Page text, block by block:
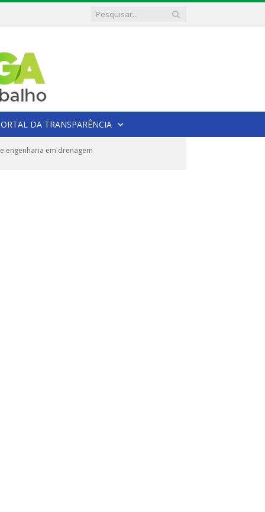
DA TRANSPARÊNCIA
engenharia em drenagem